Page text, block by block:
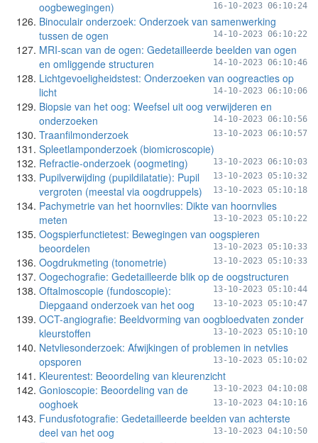
oogbewegingen)
16-10-2023 06:10:24
Binoculair onderzoek: Onderzoek van samenwerking
tussen de ogen
14-10-2023 06:10:22
MRI-scan van de ogen: Gedetailleerde beelden van ogen
en omliggende structuren
14-10-2023 06:10:46
Lichtgevoeligheidstest: Onderzoeken van oogreacties op
licht
14-10-2023 06:10:06
Biopsie van het oog: Weefsel uit oog verwijderen en
onderzoeken
14-10-2023 06:10:56
Traanfilmonderzoek 13-10-2023 06:10:57
Spleetlamponderzoek (biomicroscopie)
13-10-2023 06:10:03
Refractie-onderzoek (oogmeting)
13-10-2023 05:10:32
Pupilverwijding (pupildilatatie): Pupil
vergroten (meestal via oogdruppels)
13-10-2023 05:10:18
Pachymetrie van het hoornvlies: Dikte van hoornvlies
meten
13-10-2023 05:10:22
Oogspierfunctietest: Bewegingen van oogspieren
beoordelen
13-10-2023 05:10:33
Oogdrukmeting (tonometrie) 13-10-2023 05:10:33
Oogechografie: Gedetailleerde blik op de oogstructuren
13-10-2023 05:10:44
Oftalmoscopie (fundoscopie):
Diepgaand onderzoek van het oog
13-10-2023 05:10:47
OCT-angiografie: Beeldvorming van oogbloedvaten zonder
kleurstoffen
13-10-2023 05:10:10
Netvliesonderzoek: Afwijkingen of problemen in netvlies
opsporen
13-10-2023 05:10:02
Kleurentest: Beoordeling van kleurenzicht
13-10-2023 04:10:08
Gonioscopie: Beoordeling van de
ooghoek
13-10-2023 04:10:16
Fundusfotografie: Gedetailleerde beelden van achterste
deel van het oog
13-10-2023 04:10:50